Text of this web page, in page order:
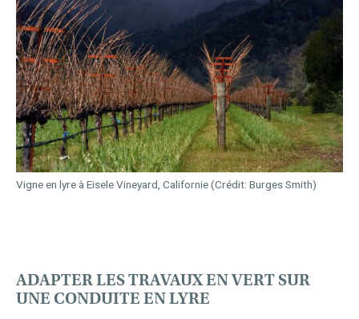
Vigne en lyre à Eisele Vineyard, Californie (Crédit: Burges Smith)
ADAPTER LES TRAVAUX EN VERT SUR
UNE CONDUITE EN LYRE